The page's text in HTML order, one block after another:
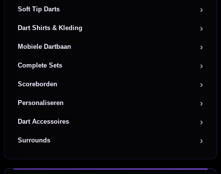
Soft Tip Darts
Dart Shirts & Kleding
Mobiele Dartbaan
Complete Sets
Scoreborden
Personaliseren
Dart Accessoires
Surrounds